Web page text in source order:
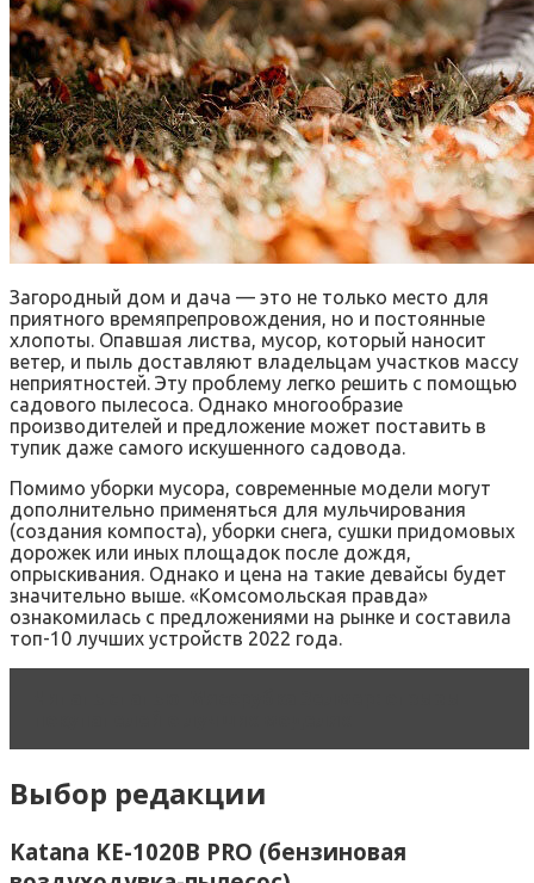
Загородный дом и дача — это не только место для
приятного времяпрепровождения, но и постоянные
хлопоты. Опавшая листва, мусор, который наносит
ветер, и пыль доставляют владельцам участков массу
неприятностей. Эту проблему легко решить с помощью
садового пылесоса. Однако многообразие
производителей и предложение может поставить в
тупик даже самого искушенного садовода.
Помимо уборки мусора, современные модели могут
дополнительно применяться для мульчирования
(создания компоста), уборки снега, сушки придомовых
дорожек или иных площадок после дождя,
опрыскивания. Однако и цена на такие девайсы будет
значительно выше. «Комсомольская правда»
ознакомилась с предложениями на рынке и составила
топ-10 лучших устройств 2022 года.
Выбор редакции
Katana KE-1020B PRO (бензиновая